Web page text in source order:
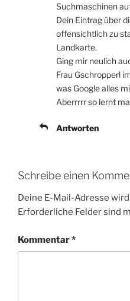
Suchmaschinen
Dein Eintrag über
offensichtlich zu
Landkarte.
Ging mir neulich
Frau Gschropperl
was Google alles
Aberrrrr so lernt
Antworten
Schreibe einen
Deine E-Mail-Adresse
Erforderliche Felder sind
Kommentar*